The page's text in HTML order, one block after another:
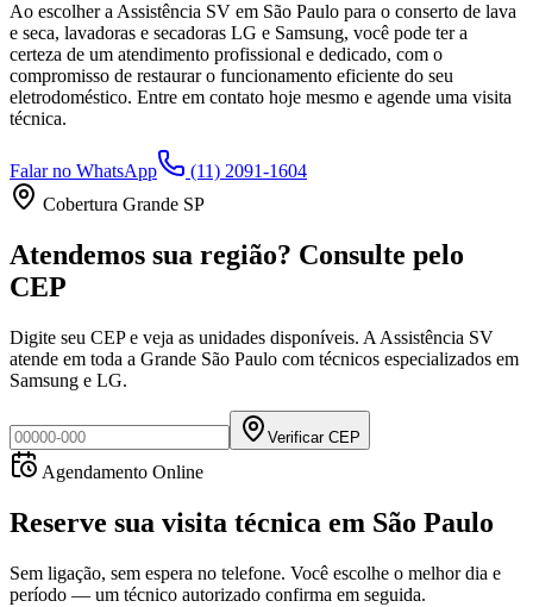
Ao escolher a Assistência SV em São Paulo para o conserto de lava
e seca, lavadoras e secadoras LG e Samsung, você pode ter a
certeza de um atendimento profissional e dedicado, com o
compromisso de restaurar o funcionamento eficiente do seu
eletrodoméstico. Entre em contato hoje mesmo e agende uma visita
técnica.
Falar no WhatsApp
(11) 2091-1604
Cobertura Grande SP
Atendemos sua região? Consulte pelo
CEP
Digite seu CEP e veja as unidades disponíveis. A Assistência SV
atende em toda a Grande São Paulo com técnicos especializados em
Samsung e LG.
Verificar CEP
Agendamento Online
Reserve sua visita técnica em São Paulo
Sem ligação, sem espera no telefone. Você escolhe o melhor dia e
período — um técnico autorizado confirma em seguida.